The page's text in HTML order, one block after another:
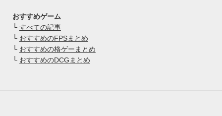
おすすめゲーム
└ すべての記事
└ おすすめのFPSまとめ
└ おすすめの格ゲーまとめ
└ おすすめのDCGまとめ